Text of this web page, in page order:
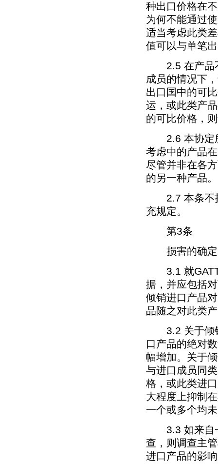
种出口价格在
为何不能通过
适当考虑此类
值可以与单笔
2.5 在产品不
成员的情况下
出口国中的可
运，或此类产
的可比价格，
2.6 本协定所
考虑中的产品
尽管并非在各
的另一种产品。
2.7 本条不损
充规定。
第3条
损害的确定
3.1 就GATT
据，并应包括
倾销进口产品
品随之对此类
3.2 关于倾销
口产品的绝对
幅增加。关于
与进口成员同
格，或此类进
大程度上抑制
一个或多个均
3.3 如来自一
查，则调查主
进口产品的影